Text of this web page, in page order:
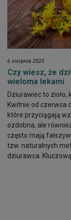
6 sierpnia 2025
Czy wiesz, że
wieloma lekami
Dziurawiec to zioło,
Kwitnie od czerwca
które przyciągają
ozdobna, ale
często mają
tzw. naturalnych
dziurawca. Kluczową